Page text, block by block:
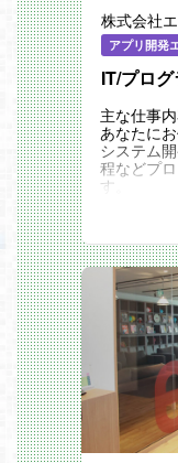
当社社員
一員とし
トに参画
できない
けること
エクスト
エクスト
貫してク
ジタル人
開してき
ラットフ
社員数は
エンジニ
ター、プ
メンバー
クライア
イターと
くり課題
ジェクト
せず、常
のがメリ
エクスト
ハウを共
株式会社
アプリ開発
IT/プロ
主な仕事
あなたに
システム
程などプ
す。
※詳細設
総合)まで
・パッケ
・運用保
IT系だと
WEB系だ
PIHなど
様々な企
す。
当社社員
一員とし
トに参画
できない
けること